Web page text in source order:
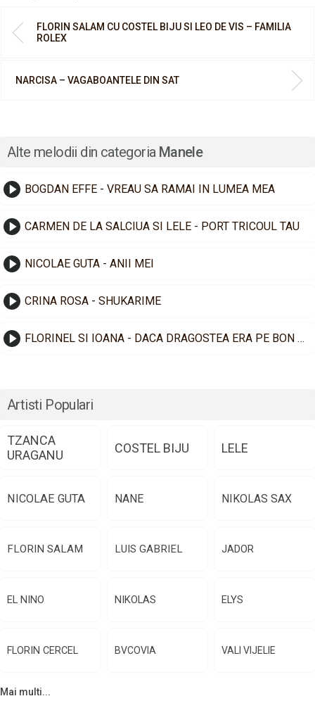
FLORIN SALAM CU COSTEL BIJU SI LEO DE VIS – FAMILIA
ROLEX
NARCISA – VAGABOANTELE DIN SAT
Alte melodii din categoria Manele
BOGDAN EFFE - VREAU SA RAMAI IN LUMEA MEA
CARMEN DE LA SALCIUA SI LELE - PORT TRICOUL TAU
NICOLAE GUTA - ANII MEI
CRINA ROSA - SHUKARIME
FLORINEL SI IOANA - DACA DRAGOSTEA ERA PE BON FISCAL
Artisti Populari
TZANCA
URAGANU
COSTEL BIJU LELE
NICOLAE GUTA NANE NIKOLAS SAX
FLORIN SALAM LUIS GABRIEL JADOR
EL NINO NIKOLAS ELYS
FLORIN CERCEL BVCOVIA VALI VIJELIE
Mai multi...